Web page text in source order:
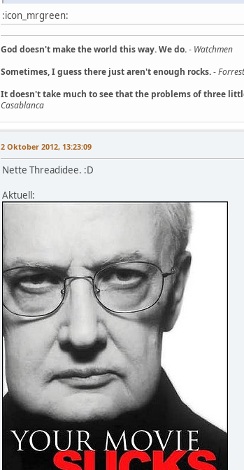
:icon_mrgreen:
God doesn't make the world this way. We do.- Watchmen
Sometimes, I guess there just aren't enough rocks.-
It doesn't take much to see that the problems of three
Casablanca
2 Oktober 2012, 13:23:09
Nette Threadidee. :D
Aktuell: